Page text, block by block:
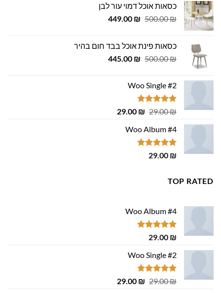
כסאות אוכל דמוי עור לבן
500.00₪
המחיר
500.00 ₪.
449.00 ₪
המחיר
449.00 ₪.
כסאות פינת אוכל בבד חום בהיר
500.00₪
המחיר
500.00 ₪.
445.00 ₪
המחיר
Woo Single #2
דורג4.75
29.00₪
המחיר
היה:
29.00 ₪.
29.00 ₪
המחיר
Woo Album #4
דורג5.00
29.00 ₪
TOP RATED
Woo Album #4
דורג5.00
29.00 ₪
Woo Single #2
דורג4.75
29.00₪
המחיר
29.00 ₪
המחיר